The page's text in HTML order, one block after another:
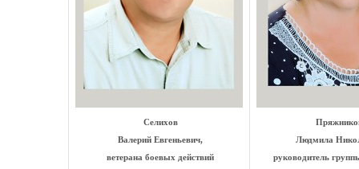
Селихов
Валерий Евгеньевич,
ветерана боевых действий
Людмила
руководитель